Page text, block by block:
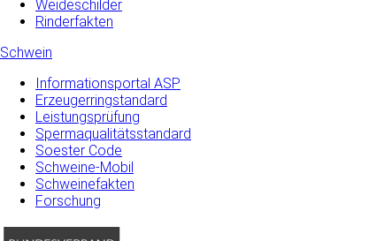
Weideschilder
Rinderfakten
Schwein
Informationsportal ASP
Erzeugerringstandard
Leistungsprüfung
Spermaqualitätsstandard
Soester Code
Schweine-Mobil
Schweinefakten
Forschung